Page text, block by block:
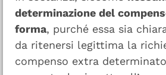
determinazione del
forma, purché essa sia
da ritenersi legittima la
compenso extra